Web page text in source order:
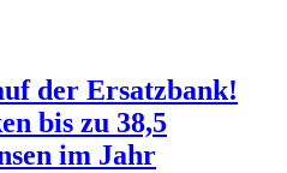
der Ersatzbank!
bis zu 38,5
im Jahr